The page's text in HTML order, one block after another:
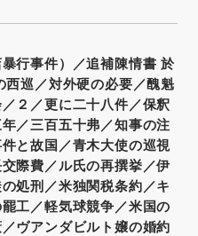
行事件）／追補陳情書 於
巡／対外硬の必要／醜魁
２／更に二十八件／保釈
／三百五十弗／知事の注
と故国／青木大使の巡視
際費／ル氏の再撰挙／伊
処刑／米独関税条約／キ
工／軽気球競争／米国の
ヴアンダビルト嬢の婚約